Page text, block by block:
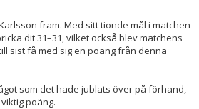
fram. Med sitt tionde mål i matchen
dit 31–31, vilket också blev matchens
sist få med sig en poäng från denna
som det hade jublats över på förhand,
poäng.